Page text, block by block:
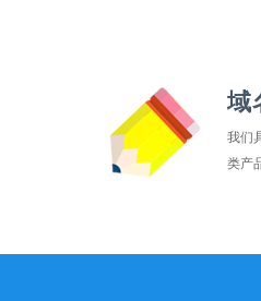
域
我们
类产